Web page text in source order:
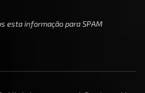
esta informação para SPAM